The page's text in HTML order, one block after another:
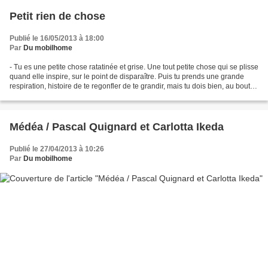
Petit rien de chose
Publié le 16/05/2013 à 18:00
Par Du mobilhome
- Tu es une petite chose ratatinée et grise. Une tout petite chose qui se plisse
quand elle inspire, sur le point de disparaître. Puis tu prends une grande
respiration, histoire de te regonfler de te grandir, mais tu dois bien, au bout
Médéa / Pascal Quignard et Carlotta Ikeda
Publié le 27/04/2013 à 10:26
Par Du mobilhome